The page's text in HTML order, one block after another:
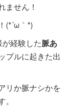
ません！
(*´ω｀*)
経験した脈あ
プルに起きた出
リか脈ナシかを